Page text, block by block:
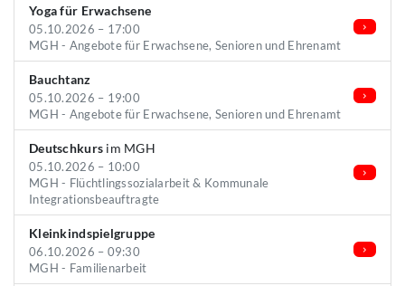
Yoga für Erwachsene
05.10.2026 – 17:00
MGH - Angebote für Erwachsene, Senioren und Ehrenamt
Bauchtanz
05.10.2026 – 19:00
MGH - Angebote für Erwachsene, Senioren und Ehrenamt
Deutschkurs im MGH
05.10.2026 – 10:00
MGH - Flüchtlingssozialarbeit & Kommunale
Integrationsbeauftragte
Kleinkindspielgruppe
06.10.2026 – 09:30
MGH - Familienarbeit